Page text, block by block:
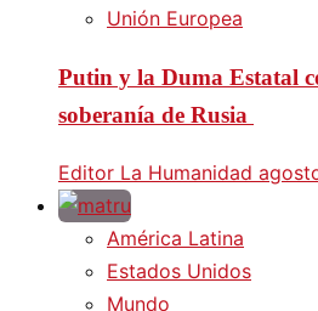
Unión Europea
Putin y la Duma Estatal
soberanía de Rusia
Editor La Humanidad
América Latina
Estados Unidos
Mundo